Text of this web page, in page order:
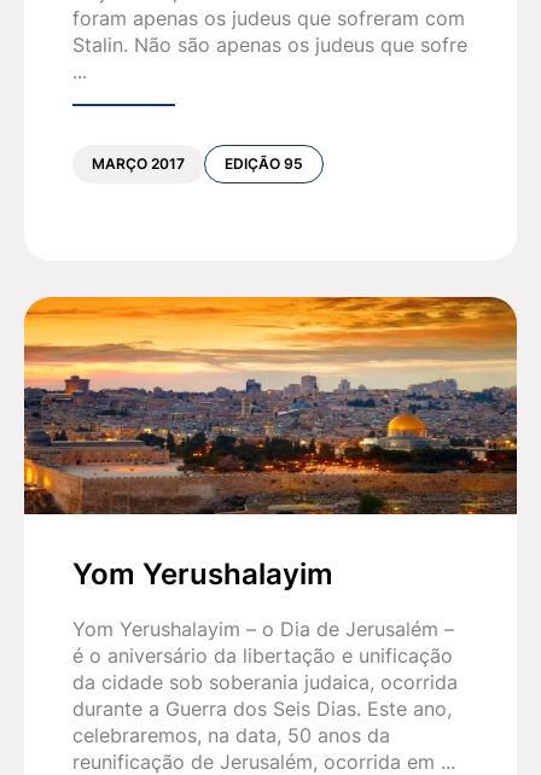
foram apenas os judeus que sofreram com
Stalin. Não são apenas os judeus que sofre
...
MARÇO 2017 EDIÇÃO 95
Yom Yerushalayim
Yom Yerushalayim – o Dia de Jerusalém –
é o aniversário da libertação e unificação
da cidade sob soberania judaica, ocorrida
durante a Guerra dos Seis Dias. Este ano,
celebraremos, na data, 50 anos da
reunificação de Jerusalém, ocorrida em ...